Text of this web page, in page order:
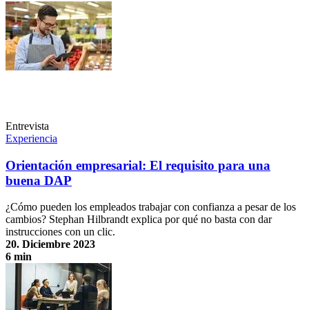
Entrevista
Experiencia
Orientación empresarial: El requisito para una
buena DAP
¿Cómo pueden los empleados trabajar con confianza a pesar de los
cambios? Stephan Hilbrandt explica por qué no basta con dar
instrucciones con un clic.
20. Diciembre 2023
6 min
Orientación empresarial: El requisito para una buena DAP